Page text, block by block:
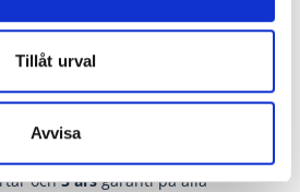
Tillåt urval
Avvisa
förhållanden ger väl
Hörmann-kvalitet. Tack vare
lösningar och en
och5 årsgaranti på alla